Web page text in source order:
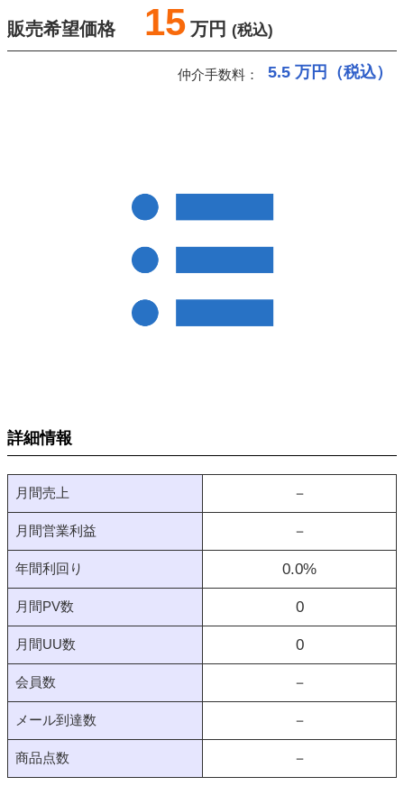
販売希望価格 15 万円 (税込)
仲介手数料： 5.5 万円（税込）
詳細情報
月間売上 －
月間営業利益 －
年間利回り 0.0%
月間PV数 0
月間UU数 0
会員数 －
メール到達数 －
商品点数 －